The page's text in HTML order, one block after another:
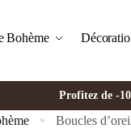
Bohème
Profitez de -
» Boucles